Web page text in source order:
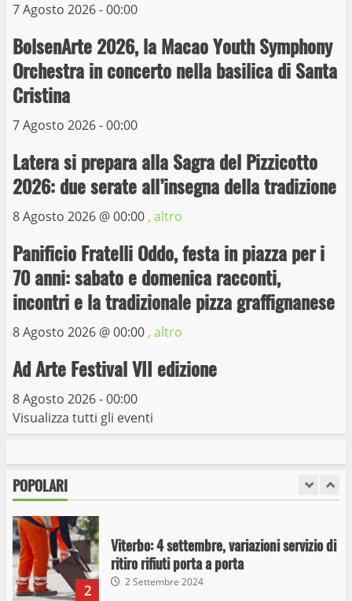
7 Agosto 2026 - 00:00
BolsenArte 2026, la Macao Youth Symphony
Orchestra in concerto nella basilica di Santa
Cristina
7 Agosto 2026 - 00:00
Latera si prepara alla Sagra del Pizzicotto
2026: due serate all’insegna della tradizione
8 Agosto 2026 @00:00, altro
Panificio Fratelli Oddo, festa in piazza per i
70 anni: sabato e domenica racconti,
incontri e la tradizionale pizza graffignanese
8 Agosto 2026 @00:00, altro
Ad Arte Festival VII edizione
8 Agosto 2026 - 00:00
Visualizza tutti gli eventi
POPOLARI
4
La Polizia di Stato arresta il ladro seriale
delle auto in sosta a Viterbo
10 Maggio 2023
5
Prorogata la mostra dei bozzetti di
Museo dei Portici
19 Gennaio 2023
6
capolinea al terminal Riello dal 15 al 17
giugno
15 Giugno 2023
Giochi Sportivi Studenteschi di Atletica a
Viterbo
10 Maggio 2023
I Carabinieri arrestano due giovani per
stupefacenti
2
Viterbo: 4 settembre, variazioni servizio di
ritiro rifiuti porta a porta
2 Settembre 2024